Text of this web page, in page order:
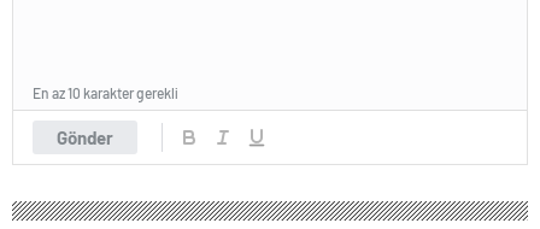
Gönder
En az 10 karakter gerekli